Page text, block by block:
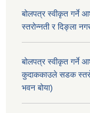
बोलपत्र स्वीकृत गर्ने
स्तरोन्नती र दिङ्ला
बोलपत्र स्वीकृत गर्ने
कुदाककाउले सडक
भवन बोया)